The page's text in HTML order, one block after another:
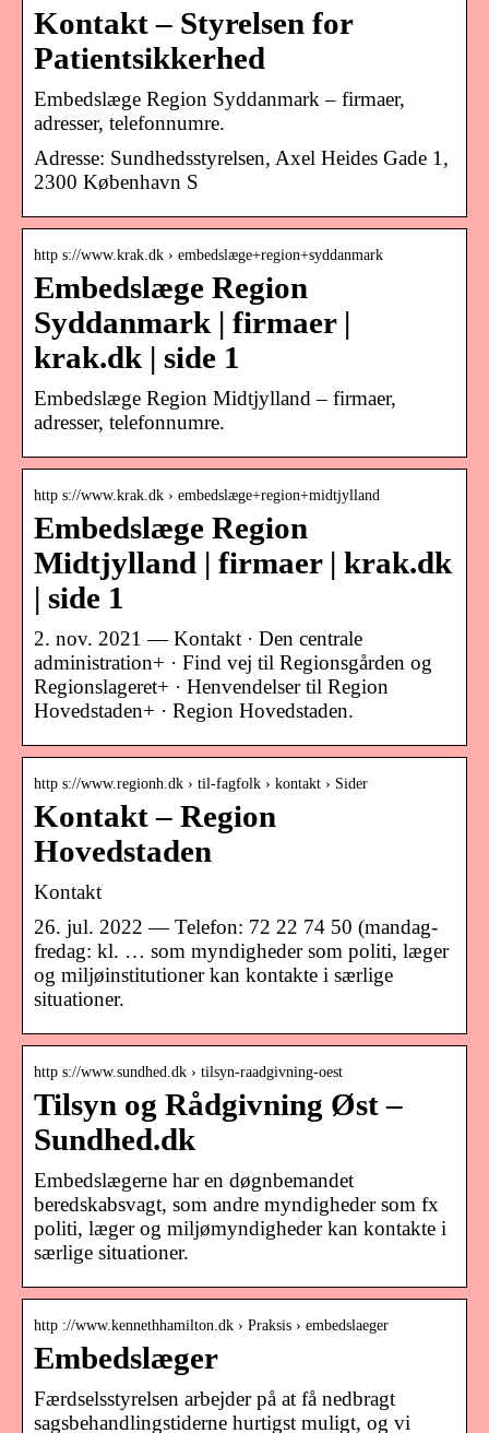
Kontakt – Styrelsen for
Patientsikkerhed
Embedslæge Region Syddanmark – firmaer,
adresser, telefonnumre.
Adresse: Sundhedsstyrelsen, Axel Heides Gade 1,
2300 København S
http s://www.krak.dk › embedslæge+region+syddanmark
Embedslæge Region
Syddanmark | firmaer |
krak.dk | side 1
Embedslæge Region Midtjylland – firmaer,
adresser, telefonnumre.
http s://www.krak.dk › embedslæge+region+midtjylland
Embedslæge Region
Midtjylland | firmaer | krak.dk
| side 1
2. nov. 2021 — Kontakt · Den centrale
administration+ · Find vej til Regionsgården og
Regionslageret+ · Henvendelser til Region
Hovedstaden+ · Region Hovedstaden.
http s://www.regionh.dk › til-fagfolk › kontakt › Sider
Kontakt – Region
Hovedstaden
Kontakt
26. jul. 2022 — Telefon: 72 22 74 50 (mandag-
fredag: kl. … som myndigheder som politi, læger
og miljøinstitutioner kan kontakte i særlige
situationer.
http s://www.sundhed.dk › tilsyn-raadgivning-oest
Tilsyn og Rådgivning Øst –
Sundhed.dk
Embedslægerne har en døgnbemandet
beredskabsvagt, som andre myndigheder som fx
politi, læger og miljømyndigheder kan kontakte i
særlige situationer.
http ://www.kennethhamilton.dk › Praksis › embedslaeger
Embedslæger
Færdselsstyrelsen arbejder på at få nedbragt
sagsbehandlingstiderne hurtigst muligt, og vi